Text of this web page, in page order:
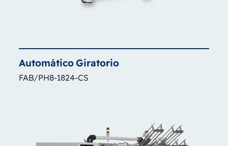
AutomáticoGiratorio
FAB/PH8-1824-CS